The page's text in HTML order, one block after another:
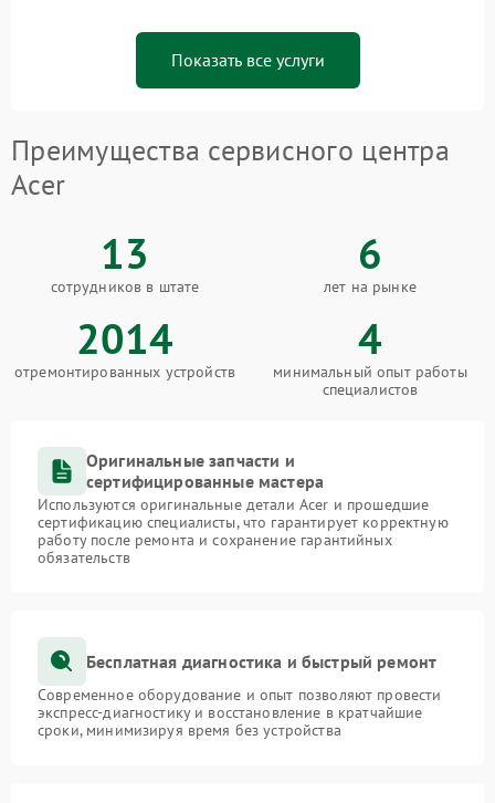
Показать все услуги
Преимущества сервисного центра
Acer
13
сотрудников в штате
6
лет на рынке
2014
отремонтированных устройств
4
минимальный опыт работы
специалистов
Оригинальные запчасти и
сертифицированные мастера
Используются оригинальные детали Acer и прошедшие
сертификацию специалисты, что гарантирует корректную
работу после ремонта и сохранение гарантийных
обязательств
Бесплатная диагностика и быстрый ремонт
Современное оборудование и опыт позволяют провести
экспресс-диагностику и восстановление в кратчайшие
сроки, минимизируя время без устройства